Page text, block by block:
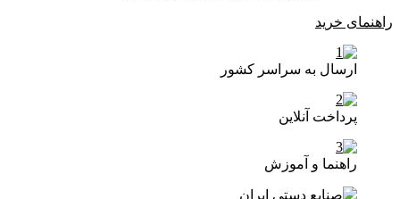
راهنمای خرید
ارسال به سراسر کشور
پرداخت آنلاین
راهنما و آموزش